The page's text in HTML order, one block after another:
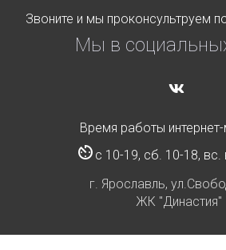
Звоните и мы проконсультруем
Мы в
Время работы
с 10-19, сб. 10-18, вс.
г. Ярославль,
ЖК "Династия"